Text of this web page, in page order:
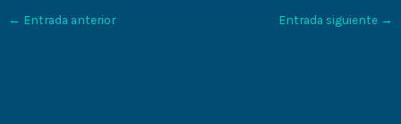
← Entrada anterior Entrada siguiente →